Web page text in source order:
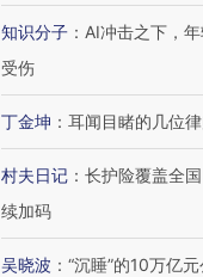
知识分子 ： AI冲击之下，
受伤
丁金坤 ： 耳闻目睹的几位
村夫日记 ： 长护险覆盖全
续加码
吴晓波 ： “沉睡”的10万亿